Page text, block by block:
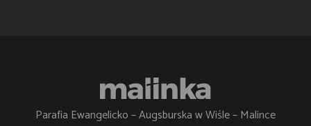
Parafia Ewangelicko – Augsburska w Wiśle – Malince